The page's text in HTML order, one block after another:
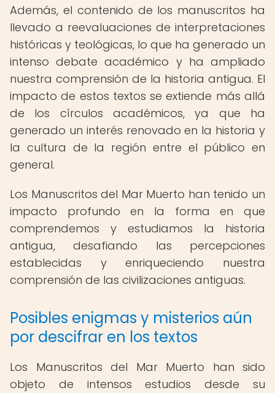
Además, el contenido de los manuscritos ha
llevado a reevaluaciones de interpretaciones
históricas y teológicas, lo que ha generado un
intenso debate académico y ha ampliado
nuestra comprensión de la historia antigua. El
impacto de estos textos se extiende más allá
de los círculos académicos, ya que ha
generado un interés renovado en la historia y
la cultura de la región entre el público en
general.
Los Manuscritos del Mar Muerto han tenido un
impacto profundo en la forma en que
comprendemos y estudiamos la historia
antigua, desafiando las percepciones
establecidas y enriqueciendo nuestra
comprensión de las civilizaciones antiguas.
Posibles enigmas y misterios aún
por descifrar en los textos
Los Manuscritos del Mar Muerto han sido
objeto de intensos estudios desde su